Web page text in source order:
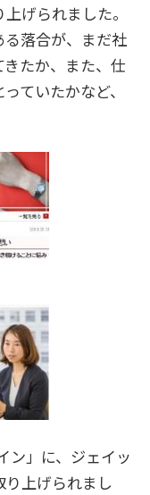
げられました。
落合が、まだ社
たか、また、仕
ていたかなど、
」に、ジェイッ
上げられまし